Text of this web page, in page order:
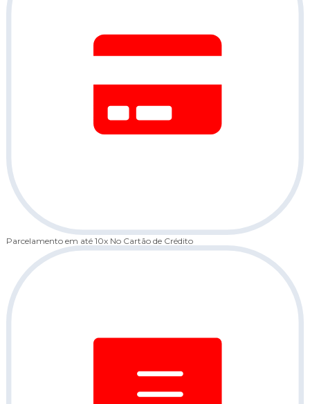
Parcelamento em até 10x No Cartão de Crédito